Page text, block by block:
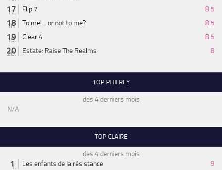
Flip 7
8.5
To me! ...or not to me?
8.5
Clear 4
8.5
Estate: Raise The Realms
8
TOP PHILREY
des 4 derniers mois
N/A
TOP CLAIRE
des 4 derniers mois
Les enfants de la résistance
9